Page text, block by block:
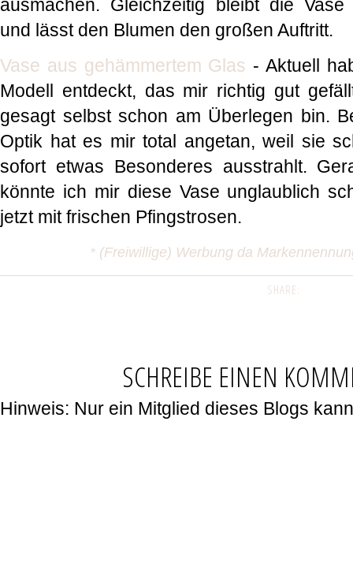
ausmachen. Gleichzeitig bleibt die
und lässt den Blumen den großen Auftritt.
Vase aus gehämmertem Glas - Aktuell
Modell entdeckt, das mir richtig gut
gesagt selbst schon am Überlegen bin.
Optik hat es mir total angetan, weil sie
sofort etwas Besonderes ausstrahlt.
könnte ich mir diese Vase unglaublich
jetzt mit frischen Pfingstrosen.
* (Freiwillige) Werbung da
SHARE:
SCHREIBE EINEN
Hinweis: Nur ein Mitglied dieses Blogs